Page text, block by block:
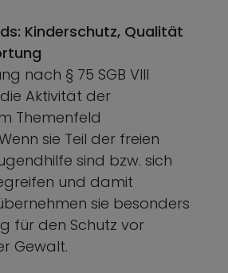
Kinderschutz, Qualität
nach § 75 SGB VIII
Aktivität der
Themenfeld
sie Teil der freien
sind bzw. sich
und damit
sie besonders
für den Schutz vor
Gewalt.